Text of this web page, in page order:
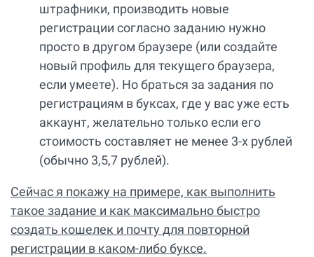
штрафники, производить новые
регистрации согласно заданию нужно
просто в другом браузере (или создайте
новый профиль для текущего браузера,
если умеете). Но браться за задания по
регистрациям в буксах, где у вас уже есть
аккаунт, желательно только если его
стоимость составляет не менее 3-х рублей
(обычно 3,5,7 рублей).
Сейчас я покажу на примере, как выполнить
такое задание и как максимально быстро
создать кошелек и почту для повторной
регистрации в каком-либо буксе.